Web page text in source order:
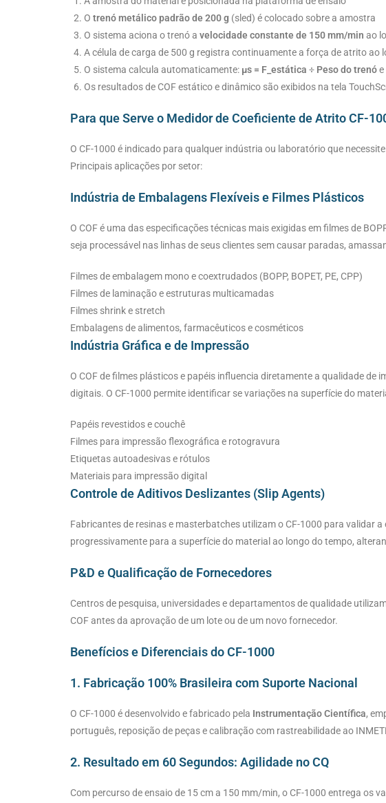
O trenó metálico padrão de 200 g (sled) é colocado sobre a amostra
O sistema aciona o trenó a velocidade constante de 150 mm/min ao
A célula de carga de 500 g registra continuamente a força de atrito ao
O sistema calcula automaticamente: µs = F_estática ÷ Peso do trenóe
Os resultados de COF estático e dinâmico são exibidos na tela
Para que Serve o Medidor de Coeficiente de Atrito CF-
O CF-1000 é indicado para qualquer indústria ou laboratório que
Principais aplicações por setor:
Indústria de Embalagens Flexíveis e Filmes Plásticos
O COF é uma das especificações técnicas mais exigidas em filmes de
seja processável nas linhas de seus clientes sem causar paradas,
Filmes de embalagem mono e coextrudados (BOPP, BOPET, PE, CPP)
Filmes de laminação e estruturas multicamadas
Filmes shrink e stretch
Embalagens de alimentos, farmacêuticos e cosméticos
Indústria Gráfica e de Impressão
O COF de filmes plásticos e papéis influencia diretamente a qualidade
digitais. O CF-1000 permite identificar se variações na superfície do
Papéis revestidos e couchê
Filmes para impressão flexográfica e rotogravura
Etiquetas autoadesivas e rótulos
Materiais para impressão digital
Controle de Aditivos Deslizantes (Slip Agents)
Fabricantes de resinas e masterbatches utilizam o CF-1000 para validar a
progressivamente para a superfície do material ao longo do tempo,
P&D e Qualificação de Fornecedores
Centros de pesquisa, universidades e departamentos de qualidade
COF antes da aprovação de um lote ou de um novo fornecedor.
Benefícios e Diferenciais do CF-1000
1. Fabricação 100% Brasileira com Suporte Nacional
O CF-1000 é desenvolvido e fabricado pela Instrumentação Científica,
português, reposição de peças e calibração com rastreabilidade ao
2. Resultado em 60 Segundos: Agilidade no CQ
Com percurso de ensaio de 15 cm a 150 mm/min, o CF-1000 entrega os